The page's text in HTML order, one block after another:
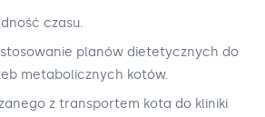
czasu.
planów dietetycznych do
metabolicznych kotów.
z transportem kota do kliniki